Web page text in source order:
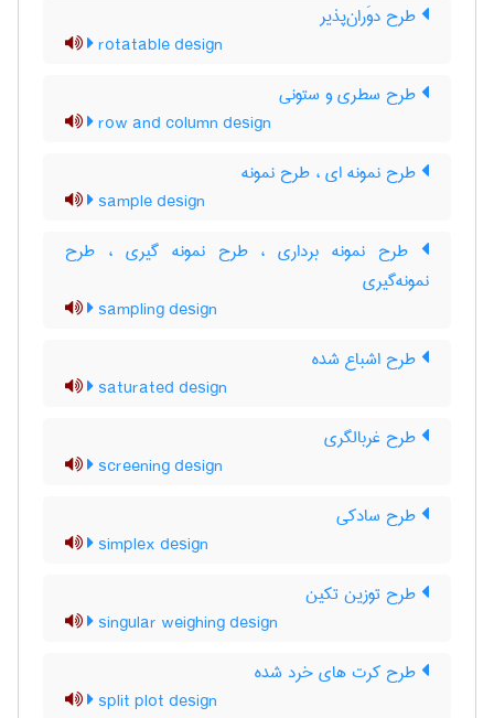
طرح دوَران‌پذیر
rotatable design
طرح سطری و ستونی
row and column design
طرح نمونه ای ، طرح نمونه
sample design
طرح نمونه برداری ، طرح نمونه گیری ، طرح
نمونه‌گیری
sampling design
طرح اشباع شده
saturated design
طرح غربالگری
screening design
طرح سادکی
simplex design
طرح توزین تکین
singular weighing design
طرح کرت های خرد شده
split plot design